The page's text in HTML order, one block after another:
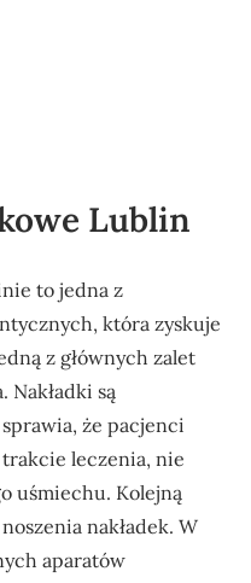
Lublin
to jedna z
która zyskuje
z głównych zalet
są
że pacjenci
leczenia, nie
uśmiechu. Kolejną
nakładek. W
aparatów